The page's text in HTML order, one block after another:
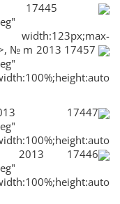
№ m 2013 17457
17446